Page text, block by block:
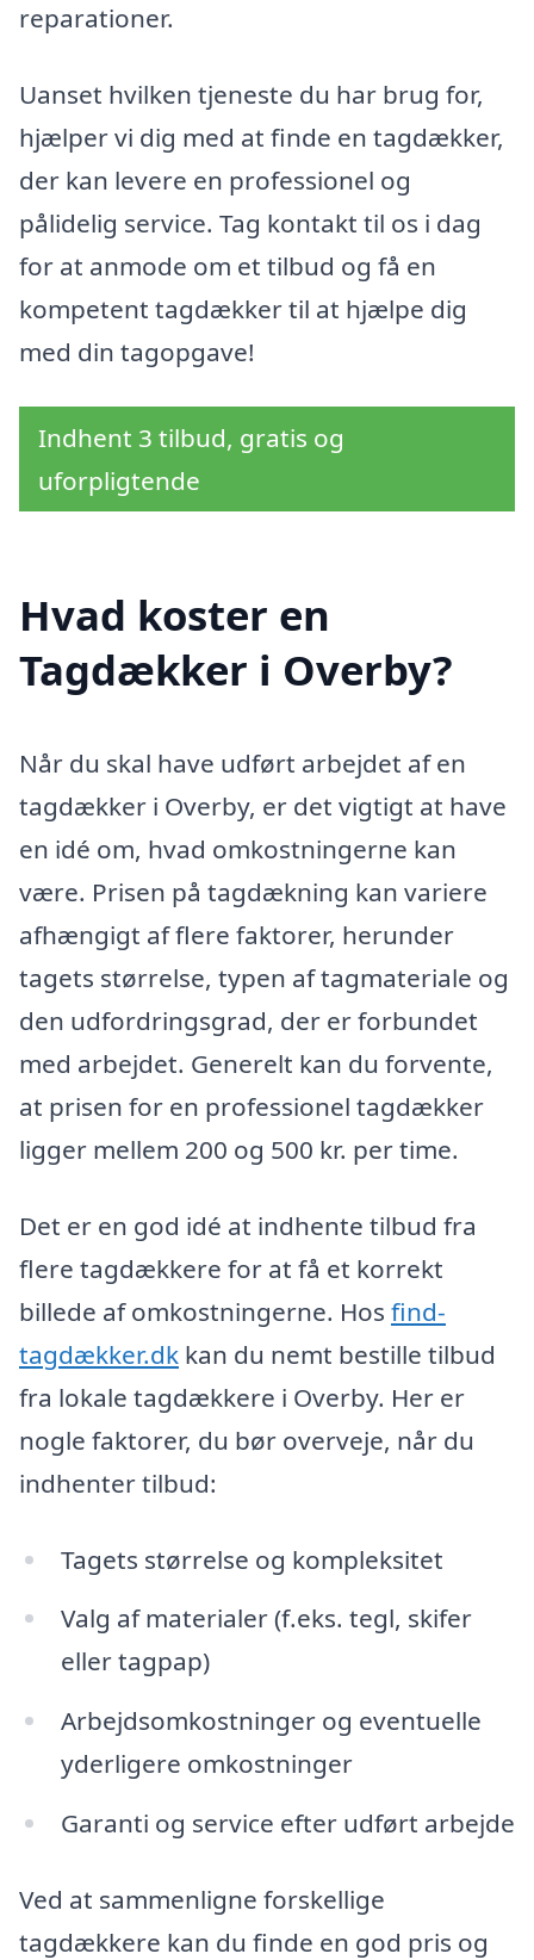
reparationer.
Uanset hvilken tjeneste du har brug for,
hjælper vi dig med at finde en tagdækker,
der kan levere en professionel og
pålidelig service. Tag kontakt til os i dag
for at anmode om et tilbud og få en
kompetent tagdækker til at hjælpe dig
med din tagopgave!
Indhent 3 tilbud, gratis og
uforpligtende
Hvad koster en
Tagdækker i Overby?
Når du skal have udført arbejdet af en
tagdækker i Overby, er det vigtigt at have
en idé om, hvad omkostningerne kan
være. Prisen på tagdækning kan variere
afhængigt af flere faktorer, herunder
tagets størrelse, typen af tagmateriale og
den udfordringsgrad, der er forbundet
med arbejdet. Generelt kan du forvente,
at prisen for en professionel tagdækker
ligger mellem 200 og 500 kr. per time.
Det er en god idé at indhente tilbud fra
flere tagdækkere for at få et korrekt
billede af omkostningerne. Hos find-
tagdækker.dk kan du nemt bestille tilbud
fra lokale tagdækkere i Overby. Her er
nogle faktorer, du bør overveje, når du
indhenter tilbud:
Tagets størrelse og kompleksitet
Valg af materialer (f.eks. tegl, skifer
eller tagpap)
Arbejdsomkostninger og eventuelle
yderligere omkostninger
Garanti og service efter udført arbejde
Ved at sammenligne forskellige
tagdækkere kan du finde en god pris og